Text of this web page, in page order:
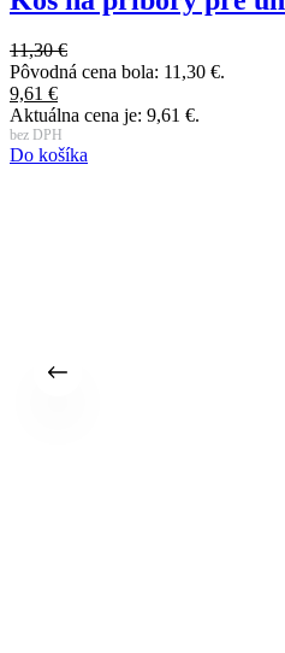
11,30€
Pôvodná cena bola: 11,30 €.
9,61 €
Aktuálna cena je: 9,61 €.
bez DPH
Do košíka